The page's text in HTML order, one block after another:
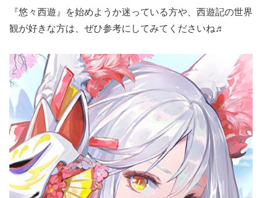
『悠々西遊』を始めようか迷っている方や、西遊記の世界
観が好きな方は、ぜひ参考にしてみてくださいね♬